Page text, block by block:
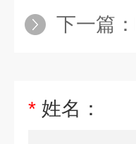
下一篇：
* 姓名：